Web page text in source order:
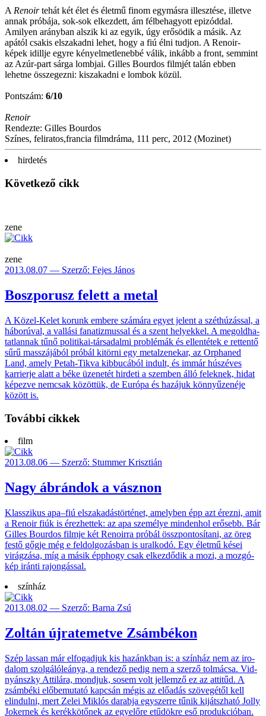
A Renoirtehát két élet és életmű finom egymásra illesztése, illetve
annak próbája, sok-sok elkezdett, ám félbehagyott epizóddal.
Amilyen arányban alszik ki az egyik, úgy erősödik a másik. Az
apától csakis elszakadni lehet, hogy a fiú élni tudjon. A Renoir-
képek idillje egyre kényelmetlenebbé válik, inkább a front, semmint
az Azúr-part sárga lombjai. Gilles Bourdos filmjét talán ebben
lehetne összegezni: kiszakadni e lombok közül.
Pontszám: 6/10
Renoir
Rendezte: Gilles Bourdos
Színes, feliratos,francia filmdráma, 111 perc, 2012 (Mozinet)
hirdetés
Következő cikk
zene
zene
2013.08.07 — Szerző: Fejes János
Boszporusz felett a metal
A Közel-Kelet korunk embere szá­mára egyet jelent a szét­húzás­sal, a
hábo­rúval, a vallási fana­tiz­mussal és a szent helyek­kel. A meg­oldha­
tatlan­nak tűnő poli­tikai-tár­sa­dalmi problé­mák és ellen­tétek e retten­tő
sűrű masszá­jából próbál kitörni egy metal­zene­kar, az Orphaned
Land, amely Petah-Tikva kibbu­cából indult, és immár húsz­éves
karri­erje alatt a béke üze­netét hirdeti a szem­ben álló felek­nek, hidat
képezve nemcsak közöt­tük, de Európa és hazá­juk könnyű­zenéje
között is.
További cikkek
film
2013.08.06 — Szerző: Stummer Krisztián
Nagy ábrándok a vásznon
Klasszikus apa–fiú elsza­kadás­törté­net, amely­ben épp azt érezni, amit
a Renoir fiúk is érez­hettek: az apa sze­mélye minden­hol erő­sebb. Bár
Gilles Bourdos filmje két Renoirra próbál össz­ponto­sítani, az öreg
festő gőgje még e feldol­gozás­ban is ural­kodó. Egy élet­mű kései
virág­zása, míg a másik épp­hogy csak elkez­dődik a mozi, a mozgó­
kép iránti rajon­gással.
színház
2013.08.02 — Szerző: Barna Zsú
Zoltán újratemetve Zsámbékon
Szép lassan már elfogad­juk kis ha­zánk­ban is: a színház nem az iro­
dalom szol­gáló­leánya, a ren­dező pedig nem a szerző tol­mácsa. Vid­
nyánszky Attilára, mondjuk, sosem volt jel­lemző ez az atti­tűd. A
zsám­béki elő­bemu­tató kap­csán mégis az elő­adás szöve­gétől kell
elin­dulni, mert Zelei Miklós da­rabja egy­szerre tűnik kijátsz­ható Jolly
Joker­nek és kerék­kötő­nek az egye­lőre etű­dökre eső produk­cióban.